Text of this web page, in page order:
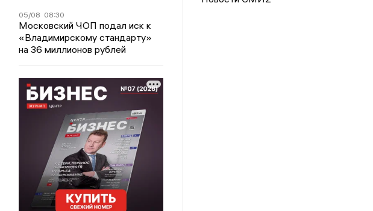
05/08 08:30
Московский ЧОП подал иск к
«Владимирскому стандарту»
на 36 миллионов рублей